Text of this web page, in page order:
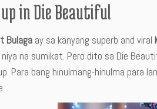
in Die Beautiful
Bulaga ay sa kanyang superb and viral
na sumikat. Pero dito sa Die
Para bang hinulmang-hinulma para